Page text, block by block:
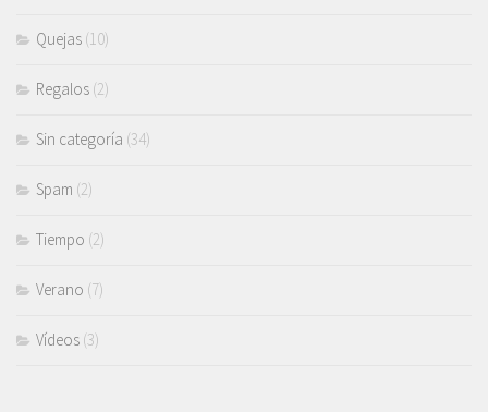
Quejas (10)
Regalos (2)
Sin categoría (34)
Spam (2)
Tiempo (2)
Verano (7)
Vídeos (3)